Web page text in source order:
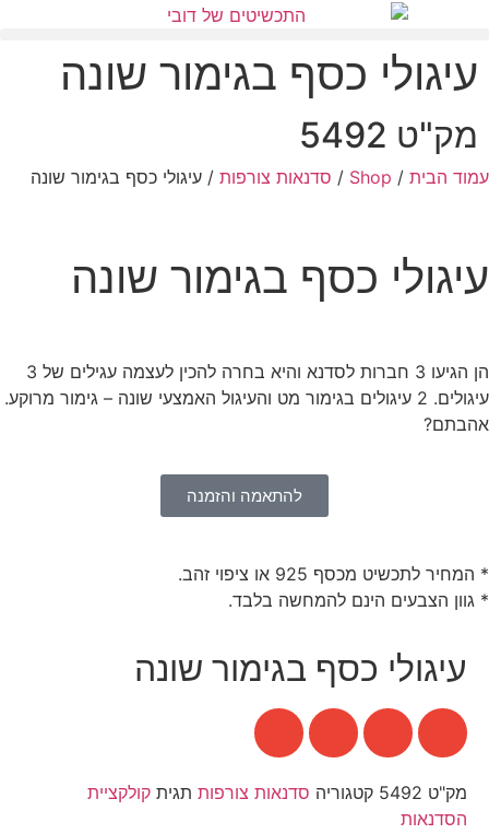
עיגולי כסף בגימור שונה
מק"ט 5492
עמוד הבית /
Shop
/ סדנאות צורפות / עיגולי כסף בגימור שונה
עיגולי כסף בגימור שונה
הן הגיעו 3 חברות לסדנא והיא בחרה להכין לעצמה עגילים של 3
עיגולים. 2 עיגולים בגימור מט והעיגול האמצעי שונה – גימור מרוקע.
אהבתם?
להתאמה והזמנה
* המחיר לתכשיט מכסף 925 או ציפוי זהב.
* גוון הצבעים הינם להמחשה בלבד.
עיגולי כסף בגימור שונה
מק"ט 5492 קטגוריה סדנאות צורפות תגית קולקציית
הסדנאות